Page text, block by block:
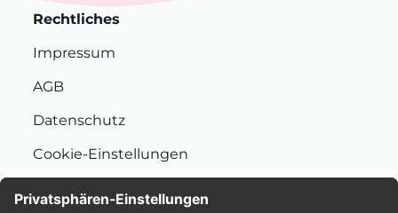
Rechtliches
Impressum
AGB
Datenschutz
Cookie-Einstellungen